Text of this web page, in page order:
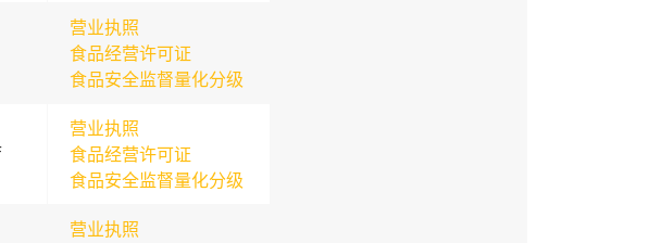
营业执照
食品经营许可证
食品安全监督量化分级
营业执照
食品经营许可证
食品安全监督量化分级
营业执照